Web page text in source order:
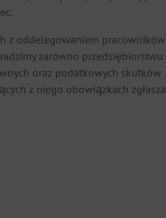
z oddelegowaniem
zarówno przedsiębiorstwu
oraz podatkowych skutków
z niego obowiązkach